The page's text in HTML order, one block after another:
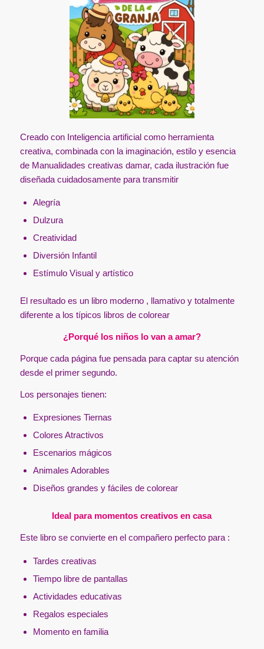
Creado con Inteligencia artificial como herramienta
creativa, combinada con la imaginación, estilo y esencia
de Manualidades creativas damar, cada ilustración fue
diseñada cuidadosamente para transmitir
Alegría
Dulzura
Creatividad
Diversión Infantil
Estímulo Visual y artístico
El resultado es un libro moderno , llamativo y totalmente
diferente a los típicos libros de colorear
¿Porqué los niños lo van a amar?
Porque cada página fue pensada para captar su atención
desde el primer segundo.
Los personajes tienen:
Expresiones Tiernas
Colores Atractivos
Escenarios mágicos
Animales Adorables
Diseños grandes y fáciles de colorear
Ideal para momentos creativos en casa
Este libro se convierte en el compañero perfecto para :
Tardes creativas
Tiempo libre de pantallas
Actividades educativas
Regalos especiales
Momento en familia